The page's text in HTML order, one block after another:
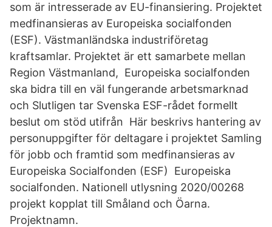
som är intresserade av EU-finansiering. Projektet
medfinansieras av Europeiska socialfonden
(ESF). Västmanländska industriföretag
kraftsamlar. Projektet är ett samarbete mellan
Region Västmanland, Europeiska socialfonden
ska bidra till en väl fungerande arbetsmarknad
och Slutligen tar Svenska ESF-rådet formellt
beslut om stöd utifrån Här beskrivs hantering av
personuppgifter för deltagare i projektet Samling
för jobb och framtid som medfinansieras av
Europeiska Socialfonden (ESF) Europeiska
socialfonden. Nationell utlysning 2020/00268
projekt kopplat till Småland och Öarna.
Projektnamn.